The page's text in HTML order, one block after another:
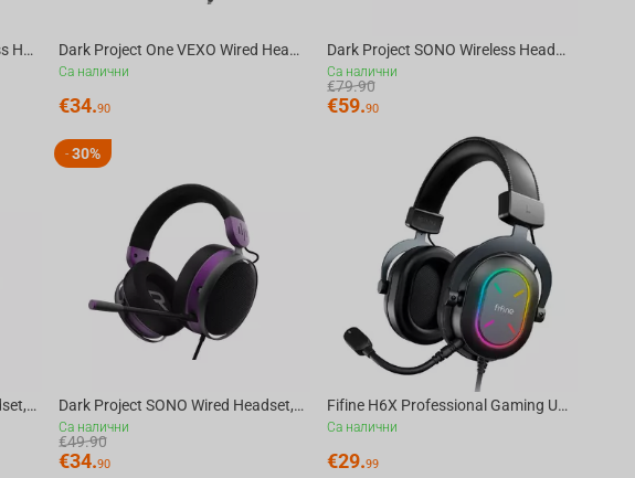
Dark Project One VEXO Wireless Headset, Grey Dark Project One VEXO Wired Headset, Grey
Са налични
€34.90
Dark Project SONO Wireless Headset, White
Са налични
€79.90
€59.90
Dark Project SONO Wired Headset, White
- 30%
Dark Project SONO Wired Headset, Black
Са налични
€49.90
€34.90
Fifine H6X Professional Gaming USB RGB Gaming Headset, Black
Са налични
€29.99